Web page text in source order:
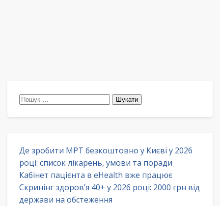
Пошук:
Де зробити МРТ безкоштовно у Києві у 2026
році: список лікарень, умови та поради
Кабінет пацієнта в eHealth вже працює
Скринінг здоров’я 40+ у 2026 році: 2000 грн від
держави на обстеження